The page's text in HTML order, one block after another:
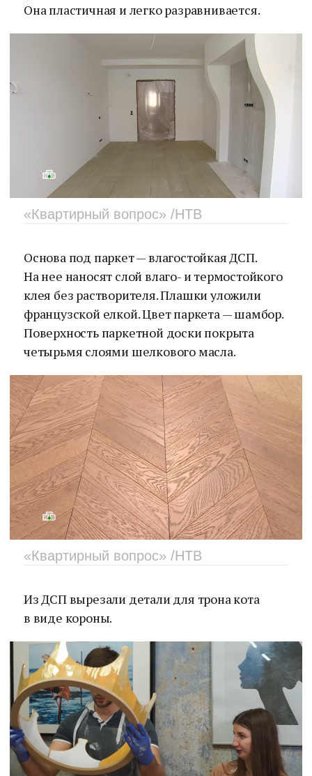
Она пластичная и легко разравнивается.
«Квартирный вопрос» /НТВ
Основа под паркет — влагостойкая ДСП.
На нее наносят слой влаго- и термостойкого
клея без растворителя. Плашки уложили
французской елкой. Цвет паркета — шамбор.
Поверхность паркетной доски покрыта
четырьмя слоями шелкового масла.
«Квартирный вопрос» /НТВ
Из ДСП вырезали детали для трона кота
в виде короны.